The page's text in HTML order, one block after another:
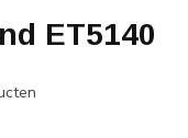
ET5140